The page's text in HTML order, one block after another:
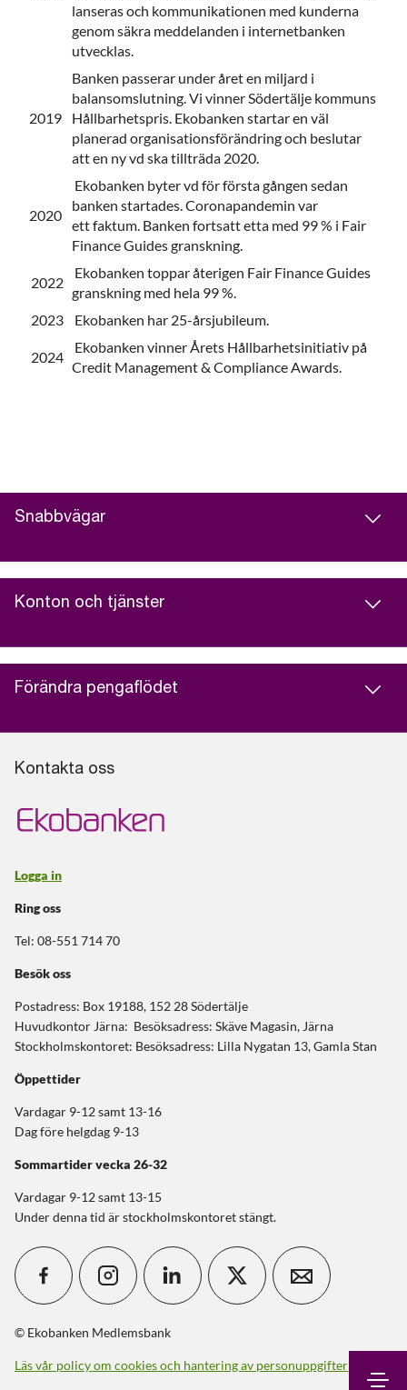
lanseras och kommunikationen med kunderna
genom säkra meddelanden i internetbanken
utvecklas.
2019
Banken passerar under året en miljard i
balansomslutning. Vi vinner Södertälje kommuns
Hållbarhetspris. Ekobanken startar en väl
planerad organisationsförändring och beslutar
att en ny vd ska tillträda 2020.
2020
Ekobanken byter vd för första gången sedan
banken startades. Coronapandemin var
ett faktum. Banken fortsatt etta med 99 % i Fair
Finance Guides granskning.
2022
Ekobanken toppar återigen Fair Finance Guides
granskning med hela 99 %.
2023
Ekobanken har 25-årsjubileum.
2024
Ekobanken vinner Årets Hållbarhetsinitiativ på
Credit Management & Compliance Awards.
Snabbvägar
Konton och tjänster
Förändra pengaflödet
Kontakta oss
Logga in
Ring oss
Tel: 08-551 714 70
Besök oss
Postadress: Box 19188, 152 28 Södertälje
Huvudkontor Järna: Besöksadress: Skäve Magasin, Järna
Stockholmskontoret: Besöksadress: Lilla Nygatan 13, Gamla Stan
Öppettider
Vardagar 9-12 samt 13-16
Dag före helgdag 9-13
Sommartidervecka 26-32
Vardagar 9-12 samt 13-15
Under denna tid är stockholmskontoret stängt.
© Ekobanken Medlemsbank
Läs vår policy om cookies och hantering av personuppgifter